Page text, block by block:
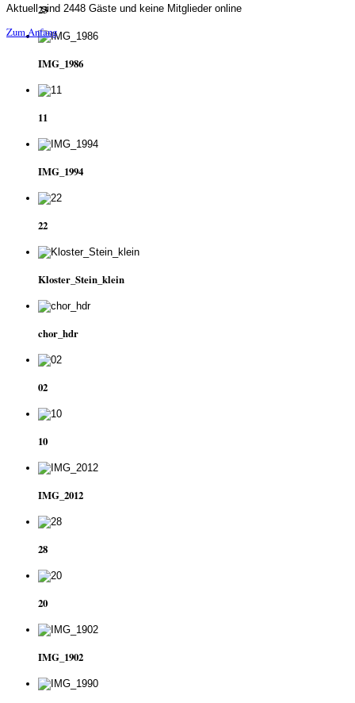
23
IMG_1986
11
IMG_1994
22
Kloster_Stein_klein
chor_hdr
02
10
IMG_2012
28
20
IMG_1902
Aktuell sind 2448 Gäste und keine Mitglieder online
Zum Anfang